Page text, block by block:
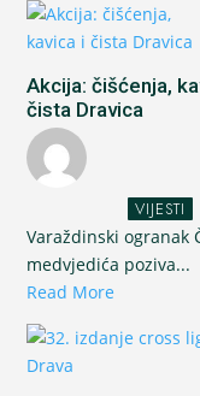
Akcija: čišćenja,
čista Dravica
VIJESTI
Varaždinski ogranak
medvjedića poziva...
Read More